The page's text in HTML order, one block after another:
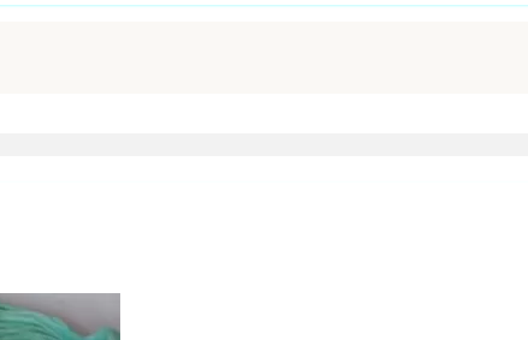
50г